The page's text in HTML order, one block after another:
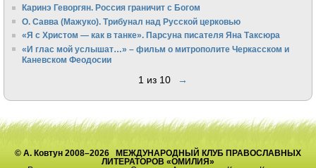
Каринэ Геворгян. Россия граничит с Богом
О. Савва (Мажуко). Трибунал над Русской церковью
«Я с Христом — как в танке». Парсуна писателя Яна Таксюра
«И глас мой услышат…» – фильм о митрополите Черкасском и
Каневском Феодосии
1 из 10 →
© А. Ковтун 2008–2026 МЕЖДУНАРОДНЫЙ КЛУБ ПРАВОСЛАВНЫХ
ЛИТЕРАТОРОВ «ОМИЛИЯ»